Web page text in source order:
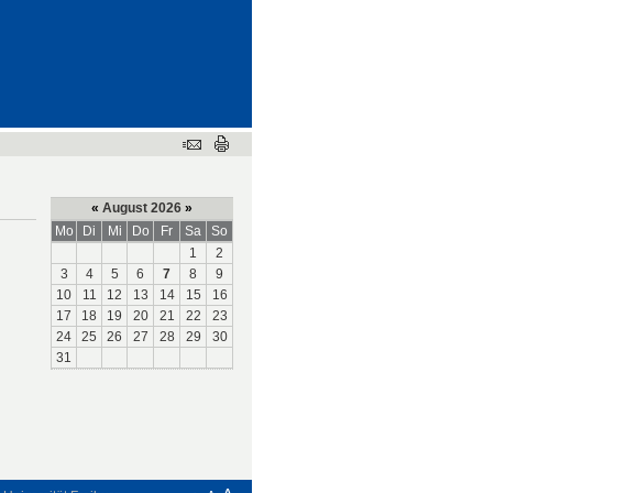
« August 2026 »
Mo
Di Mi Do Fr Sa
So
1
2
3
4 5 6 7 8
9
10
11 12 13 14 15
16
17
18 19 20 21 22
23
24
25 26 27 28 29
30
31